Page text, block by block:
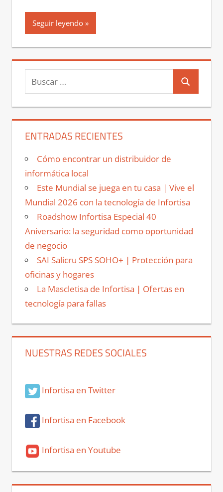
Seguir leyendo
Buscar:
Buscar
ENTRADAS RECIENTES
Cómo encontrar un distribuidor de
informática local
Este Mundial se juega en tu casa | Vive el
Mundial 2026 con la tecnología de Infortisa
Roadshow Infortisa Especial 40
Aniversario: la seguridad como oportunidad
de negocio
SAI Salicru SPS SOHO+ | Protección para
oficinas y hogares
La Mascletisa de Infortisa | Ofertas en
tecnología para fallas
NUESTRAS REDES SOCIALES
Infortisa en Twitter
Infortisa en Facebook
Infortisa en Youtube